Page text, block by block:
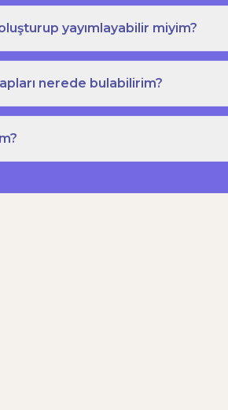
yayımlayabilir miyim?
nerede bulabilirim?